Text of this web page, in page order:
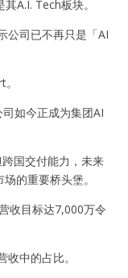
A.I. Tech板块。
公司已不再只是「AI
如今正成为集团AI
国交付能力，未来
的重要桥头堡。
收目标达7,000万令
中的占比。